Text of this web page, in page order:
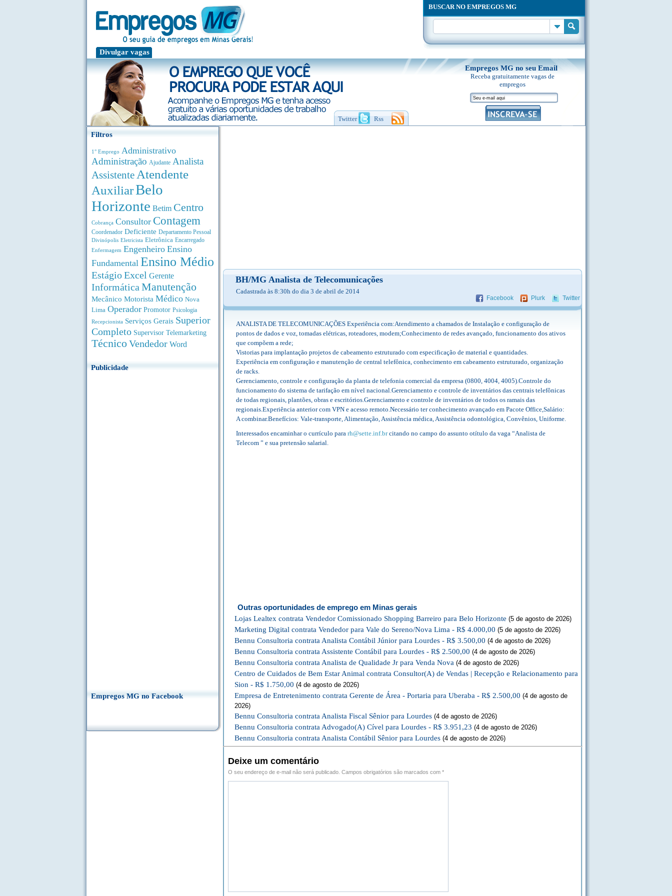
Divulgar vagas
BUSCAR NO EMPREGOS MG
Twitter Rss
Empregos MG no seu Email
Receba gratuitamente vagas de
empregos
Filtros
1° Emprego Administrativo
Administração Ajudante Analista
Assistente Atendente
AuxiliarBelo
Horizonte Betim Centro
Cobrança Consultor Contagem
Coordenador Deficiente Departamento Pessoal
Divinópolis Eletricista Eletrônica Encarregado
Enfermagem Engenheiro Ensino
Fundamental Ensino Médio
EstágioExcel Gerente
Informática Manutenção
Mecânico Motorista Médico Nova
Lima Operador Promotor Psicologia
Recepcionista Serviços Gerais Superior
Completo Supervisor Telemarketing
TécnicoVendedor Word
Publicidade
Empregos MG no Facebook
BH/MG Analista de Telecomunicações
Cadastrada às 8:30h do dia 3 de abril de 2014
Facebook Plurk Twitter
ANALISTA DE TELECOMUNICAÇÕES Experiência com:Atendimento a chamados de Instalação e configuração de
pontos de dados e voz, tomadas elétricas, roteadores, modem;Conhecimento de redes avançado, funcionamento dos ativos
que compõem a rede;
Vistorias para implantação projetos de cabeamento estruturado com especificação de material e quantidades.
Experiência em configuração e manutenção de central telefônica, conhecimento em cabeamento estruturado, organização
de racks.
Gerenciamento, controle e configuração da planta de telefonia comercial da empresa (0800, 4004, 4005).Controle do
funcionamento do sistema de tarifação em nível nacional.Gerenciamento e controle de inventários das centrais telefônicas
de todas regionais, plantões, obras e escritórios.Gerenciamento e controle de inventários de todos os ramais das
regionais.Experiência anterior com VPN e acesso remoto.Necessário ter conhecimento avançado em Pacote Office,Salário:
A combinar.Benefícios: Vale-transporte, Alimentação, Assistência médica, Assistência odontológica, Convênios, Uniforme.
Interessados encaminhar o currículo para rh@sette.inf.brcitando no campo do assunto otítulo da vaga “Analista de
Telecom ” e sua pretensão salarial.
Outras oportunidades de emprego em Minas gerais
Lojas Lealtex contrata Vendedor Comissionado Shopping Barreiro para Belo Horizonte (5 de agosto de 2026)
Marketing Digital contrata Vendedor para Vale do Sereno/Nova Lima - R$ 4.000,00 (5 de agosto de 2026)
Bennu Consultoria contrata Analista Contábil Júnior para Lourdes - R$ 3.500,00 (4 de agosto de 2026)
Bennu Consultoria contrata Assistente Contábil para Lourdes - R$ 2.500,00 (4 de agosto de 2026)
Bennu Consultoria contrata Analista de Qualidade Jr para Venda Nova (4 de agosto de 2026)
Centro de Cuidados de Bem Estar Animal contrata Consultor(A) de Vendas | Recepção e Relacionamento para
Sion - R$ 1.750,00 (4 de agosto de 2026)
Empresa de Entretenimento contrata Gerente de Área - Portaria para Uberaba - R$ 2.500,00 (4 de agosto de
2026)
Bennu Consultoria contrata Analista Fiscal Sênior para Lourdes (4 de agosto de 2026)
Bennu Consultoria contrata Advogado(A) Cível para Lourdes - R$ 3.951,23 (4 de agosto de 2026)
Bennu Consultoria contrata Analista Contábil Sênior para Lourdes (4 de agosto de 2026)
Deixe um comentário
O seu endereço de e-mail não será publicado. Campos obrigatórios são marcados com *